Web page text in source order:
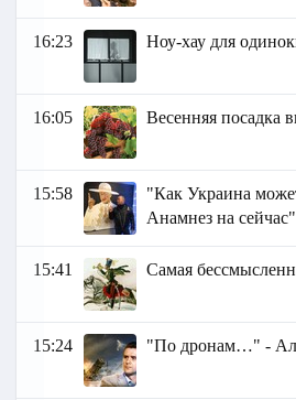
16:23 Ноу-хау для
16:05 Весенняя посадка
15:58
"Как Украина
Анамнез на
15:41 Самая
15:24 "По дронам…" -